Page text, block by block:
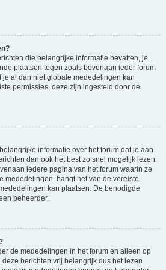
die belangrijke informatie bevatten, je
plaatsen tegen zoals bovenaan ieder forum
je al dan niet globale mededelingen kan
permissies, deze zijn ingesteld door de
informatie over het forum dat je aan
dan ook het best zo snel mogelijk lezen.
iedere pagina van het forum waarin ze
mededelingen, hangt het van de vereiste
kan plaatsen. De benodigde
beheerder.
de mededelingen in het forum en alleen op
berichten vrij belangrijk dus het lezen